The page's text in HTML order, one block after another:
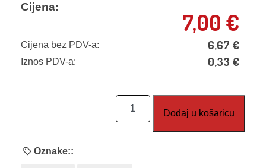
Cijena:
7,00 €
Cijena bez PDV-a: 6,67 €
Iznos PDV-a: 0,33 €
Matematička
Dodaj u košaricu
Oznake::